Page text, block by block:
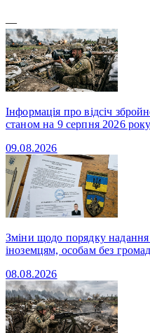
—
Інформація про відсіч
станом на 9 серпня 2026 року
09.08.2026
Зміни щодо порядку надання
іноземцям, особам без
08.08.2026